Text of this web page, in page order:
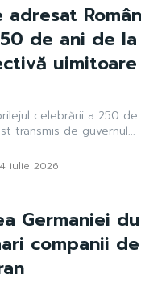
de ani de
celebrării a 250
transmis de guvernul...
4 iulie 2026
Germaniei
companii